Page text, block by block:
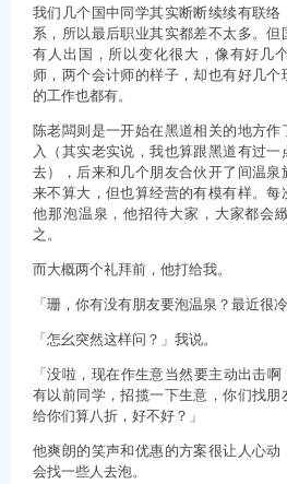
我们几个国中同学其实断断续续有联
系，所以最后职业其实都差不太多。但
有人出国，所以变化很大，像有好几
师，两个会计师的样子，却也有好几
的工作也都有。
陈老闆则是一开始在黑道相关的地方
入（其实老实说，我也算跟黑道有过
去），后来和几个朋友合伙开了间温
来不算大，但也算经营的有模有样。
他那泡温泉，他招待大家，大家都会
之。
而大概两个礼拜前，他打给我。
「珊，你有没有朋友要泡温泉？最近很
「怎幺突然这样问？」我说。
「没啦，现在作生意当然要主动出击
有以前同学，招揽一下生意，你们找
给你们算八折，好不好？」
他爽朗的笑声和优惠的方案很让人心
会找一些人去泡。